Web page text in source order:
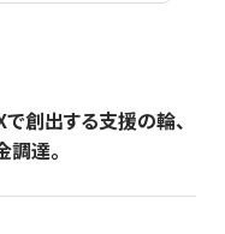
で創出する支援の輪、
達。